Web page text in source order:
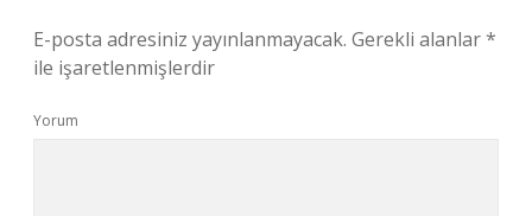
E-posta adresiniz yayınlanmayacak. Gerekli alanlar*
ile işaretlenmişlerdir
Yorum